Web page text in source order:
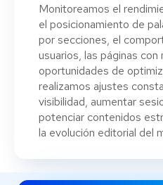
Monitoreamos el
el posicionamiento de
por secciones, el
usuarios, las páginas
oportunidades de
realizamos ajustes
visibilidad, aumentar
potenciar contenidos
la evolución editorial del